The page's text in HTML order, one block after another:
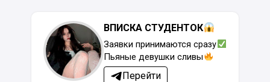
ВПИСКА СТУДЕНТОК
Заявки принимаются сразу
Пьяные девушки сливы
Перейти